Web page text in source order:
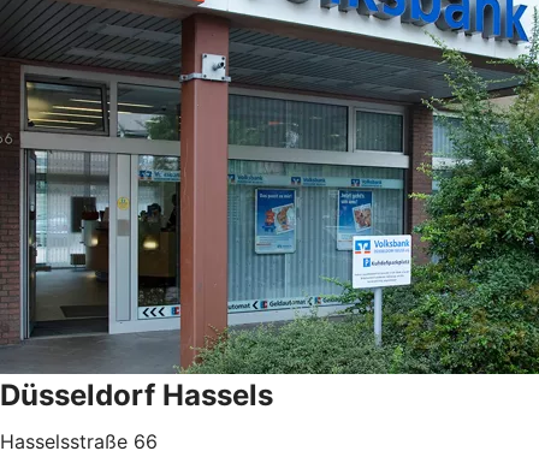
Düsseldorf Hassels
Hasselsstraße 66